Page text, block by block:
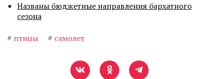
Названы бюджетные направления бархатного
сезона
# птицы # самолет